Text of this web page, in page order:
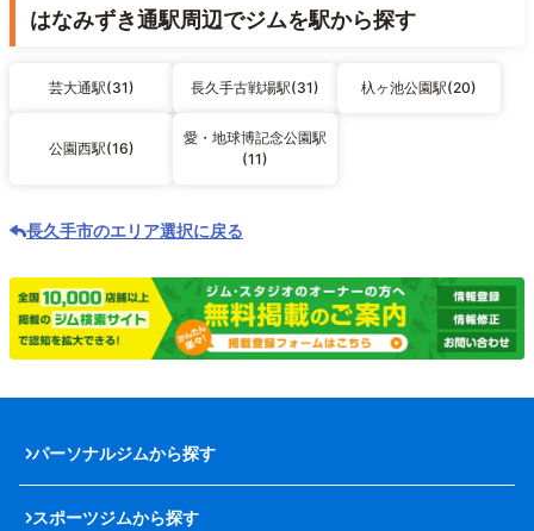
はなみずき通駅周辺でジムを駅から探す
芸大通駅(31) 長久手古戦場駅(31) 杁ヶ池公園駅(20)
公園西駅(16)
愛・地球博記念公園駅
(11)
長久手市のエリア選択に戻る
パーソナルジムから探す
スポーツジムから探す